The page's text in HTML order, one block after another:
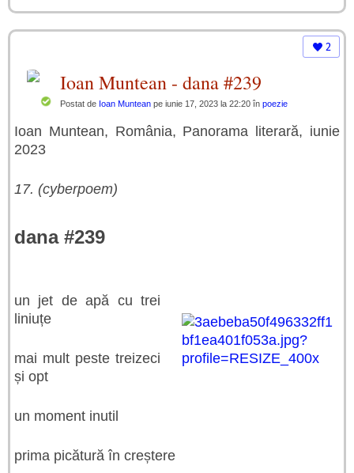
2
Ioan Muntean - dana #239
Postat de Ioan Muntean pe iunie 17, 2023 la 22:20 în poezie
Ioan Muntean, România, Panorama literară, iunie
2023
17. (cyberpoem)
dana #239
un jet de apă cu trei
liniuțe
mai mult peste treizeci
și opt
un moment inutil
prima picătură în creștere